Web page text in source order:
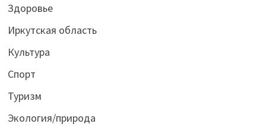
Здоровье
Иркутская область
Культура
Спорт
Туризм
Экология/природа